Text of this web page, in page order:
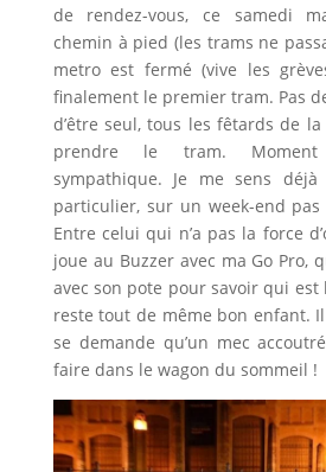
de rendez-vous, ce samedi
chemin à pied (les trams ne
metro est fermé (vive les
finalement le premier tram. Pas
d’être seul, tous les fêtards de
prendre le tram.
sympathique. Je me sens
particulier, sur un week-end
Entre celui qui n’a pas la force
joue au Buzzer avec ma Go Pro,
avec son pote pour savoir qui
reste tout de même bon enfant.
se demande qu’un mec
faire dans le wagon du sommeil !